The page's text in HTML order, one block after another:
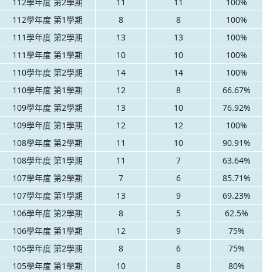
112學年度 第1學期
8 8
100%
111學年度 第2學期
13 13
100%
111學年度 第1學期
10 10
100%
110學年度 第2學期
14 14
100%
110學年度 第1學期
12 8
66.67%
109學年度 第2學期
13 10
76.92%
109學年度 第1學期
12 12
100%
108學年度 第2學期
11 10
90.91%
108學年度 第1學期
11 7
63.64%
107學年度 第2學期
7 6
85.71%
107學年度 第1學期
13 9
69.23%
106學年度 第2學期
8 5
62.5%
106學年度 第1學期
12 9
75%
105學年度 第2學期
8 6
75%
105學年度 第1學期
10 8
80%